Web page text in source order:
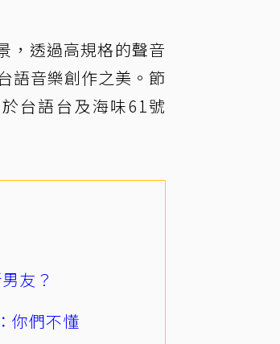
，透過高規格的聲音
語音樂創作之美。節
台語台及海味61號
友？
你們不懂